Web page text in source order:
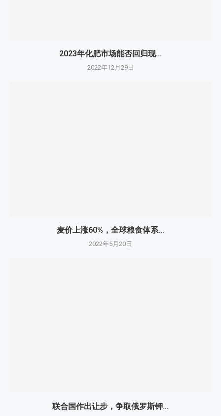
2023年化肥市场能否回归现...
2022年12月29日
麦价上涨60%，全球粮食体系...
2022年5月20日
联合国作出让步，争取俄罗斯钾...